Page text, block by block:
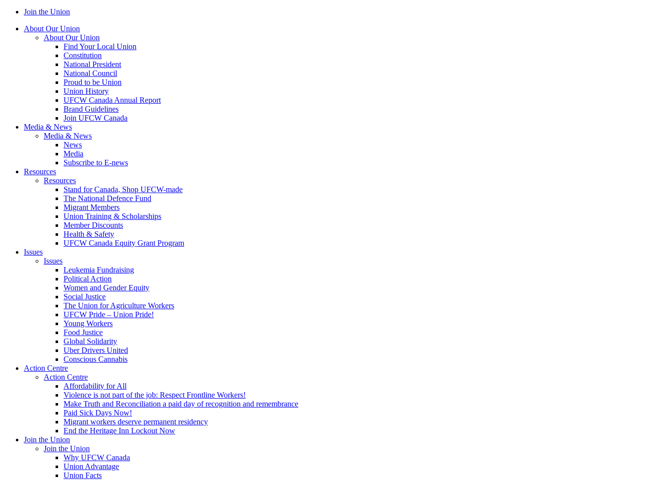
Join the Union
About Our Union
About Our Union
Find Your Local Union
Constitution
National President
National Council
Proud to be Union
Union History
UFCW Canada Annual Report
Brand Guidelines
Join UFCW Canada
Media & News
Media & News
News
Media
Subscribe to E-news
Resources
Resources
Stand for Canada, Shop UFCW-made
The National Defence Fund
Migrant Members
Union Training & Scholarships
Member Discounts
Health & Safety
UFCW Canada Equity Grant Program
Issues
Issues
Leukemia Fundraising
Political Action
Women and Gender Equity
Social Justice
The Union for Agriculture Workers
UFCW Pride – Union Pride!
Young Workers
Food Justice
Global Solidarity
Uber Drivers United
Conscious Cannabis
Action Centre
Action Centre
Affordability for All
Violence is not part of the job: Respect Frontline Workers!
Make Truth and Reconciliation a paid day of recognition and remembrance
Paid Sick Days Now!
Migrant workers deserve permanent residency
End the Heritage Inn Lockout Now
Join the Union
Join the Union
Why UFCW Canada
Union Advantage
Union Facts